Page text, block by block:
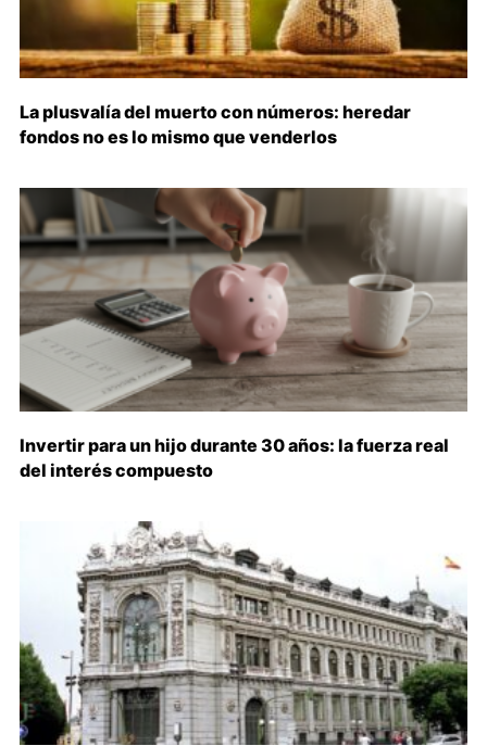
La plusvalía del muerto con números: heredar
fondos no es lo mismo que venderlos
Invertir para un hijo durante 30 años: la fuerza real
del interés compuesto